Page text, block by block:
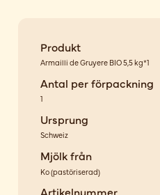
Produkt
Armailli de Gruyere BIO 5,5 kg*1
Antal per förpackning
1
Ursprung
Schweiz
Mjölk från
Ko(pastöriserad)
Artikelnummer